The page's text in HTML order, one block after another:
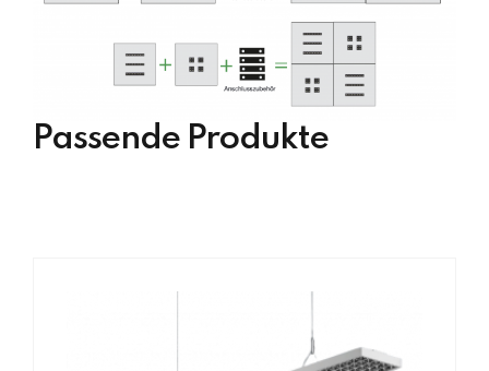
Passende Produkte